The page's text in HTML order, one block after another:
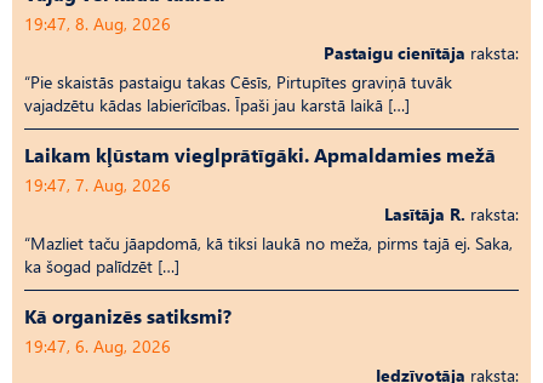
19:47, 8. Aug, 2026
Pastaigu cienītāja raksta:
“Pie skaistās pastaigu takas Cēsīs, Pirtupītes graviņā tuvāk
vajadzētu kādas labierīcības. Īpaši jau karstā laikā […]
Laikam kļūstam vieglprātīgāki. Apmaldamies mežā
19:47, 7. Aug, 2026
Lasītāja R. raksta:
“Mazliet taču jāapdomā, kā tiksi laukā no meža, pirms tajā ej. Saka,
ka šogad palīdzēt […]
Kā organizēs satiksmi?
19:47, 6. Aug, 2026
Iedzīvotāja raksta: